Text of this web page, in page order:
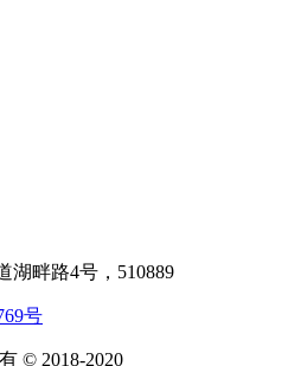
湖畔路4号，510889
号
© 2018-2020